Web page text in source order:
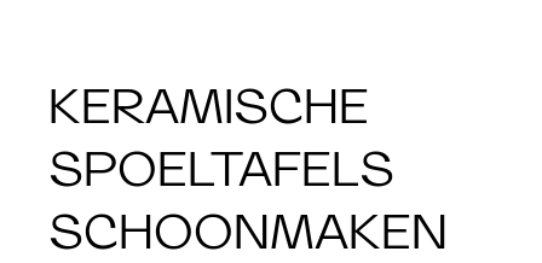
KERAMISCHE
SPOELTAFELS
SCHOONMAKEN